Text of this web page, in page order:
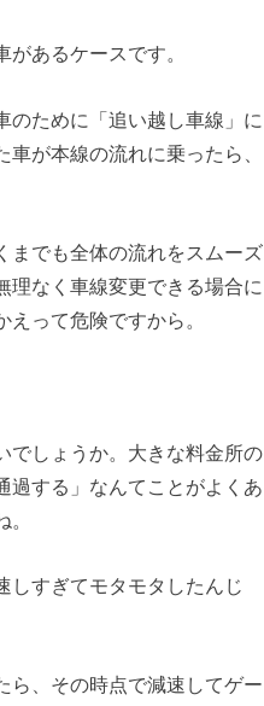
あるケースです。
のために「追い越し車線」に
が本線の流れに乗ったら、
までも全体の流れをスムーズ
理なく車線変更できる場合に
って危険ですから。
でしょうか。大きな料金所の
過する」なんてことがよくあ
しすぎてモタモタしたんじ
ら、その時点で減速してゲー